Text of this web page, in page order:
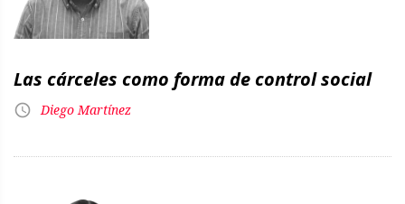
Las cárceles como forma de control social
Diego Martínez